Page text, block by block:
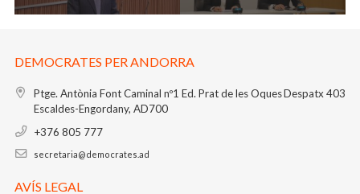
DEMOCRATES PER ANDORRA
Ptge. Antònia Font Caminal nº1 Ed. Prat de les OquesDespatx 403
Escaldes-Engordany, AD700
+376 805 777
secretaria@democrates.ad
AVÍS LEGAL